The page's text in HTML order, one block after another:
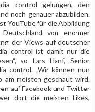
control gelungen, den
noch genauer abzubilden.
YouTube für die Abbildung
von enormer
der Views auf deutscher
control ist damit nur die
so Lars Hanf, Senior
control. „Wir können nun
am meisten geschaut wird.
auf Facebook und Twitter
dort die meisten Likes,